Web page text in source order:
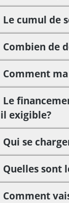
Le cumul de
Combien de
Comment
Le
il exigible?
Qui se
Quelles sont
Comment